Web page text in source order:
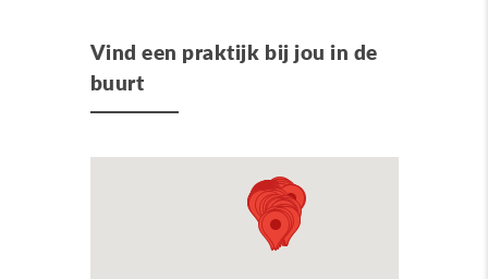
Vind een praktijk bij jou in de
buurt